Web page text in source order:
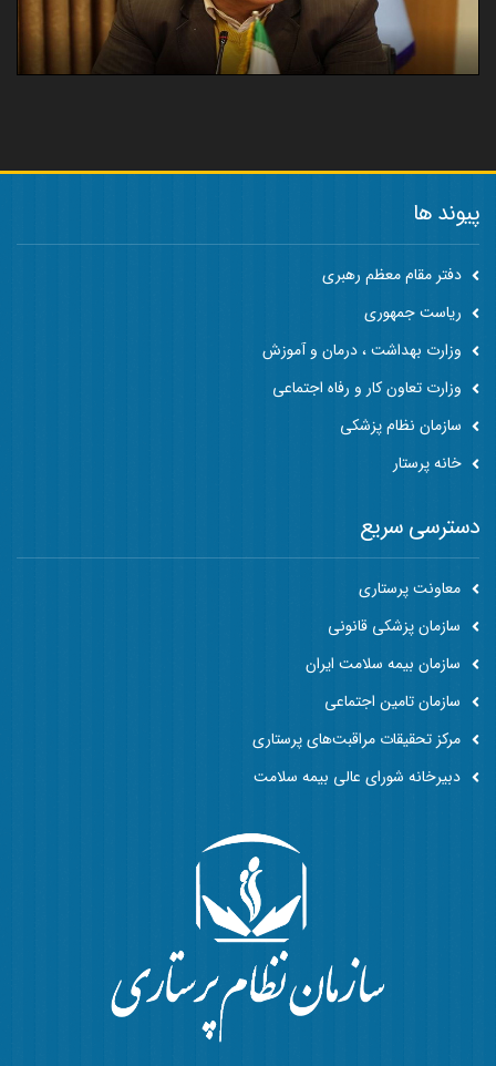
پیوند ها
دفتر مقام معظم رهبری
ریاست جمهوری
وزارت بهداشت ، درمان و آموزش
وزارت تعاون کار و رفاه اجتماعی
سازمان نظام پزشکی
خانه پرستار
دسترسی سریع
معاونت پرستاری
سازمان پزشکی قانونی
سازمان بیمه سلامت ایران
سازمان تامین اجتماعی
مرکز تحقیقات مراقبت‌های پرستاری
دبیرخانه شورای عالی بیمه سلامت